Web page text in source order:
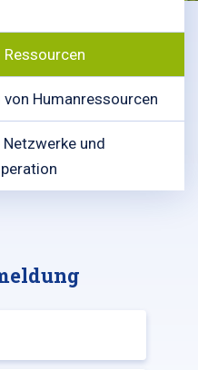
Ressourcen
von Humanressourcen
Netzwerke und